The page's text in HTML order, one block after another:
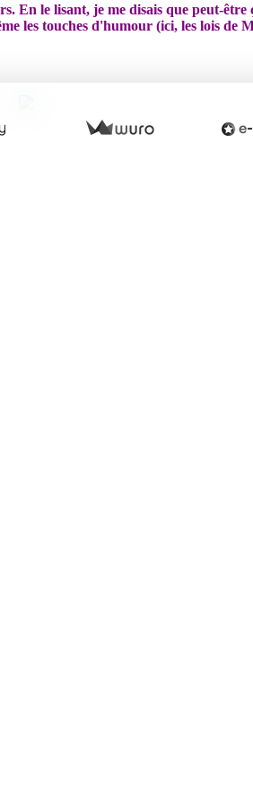
le lisant, je me disais que peut-
les touches d'humour (ici, les lois